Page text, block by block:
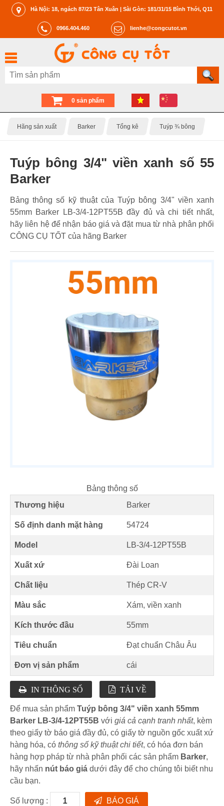
Hà Nội: 18, ngách 87/23 Tân Xuân | Sài Gòn: 181/31/15 Bình Thới, Q11
0966.404.460 lienhe@congcutot.vn
0 sản phẩm
Hãng sản xuất Barker Tổng kê Tuýp ¾ bông
Tuýp bông 3/4" viền xanh số 55
Barker
Bảng thông số kỹ thuật của Tuýp bông 3/4" viền xanh
55mm Barker LB-3/4-12PT55B đầy đủ và chi tiết nhất,
hãy liên hệ để nhận báo giá và đặt mua từ nhà phân phối
CÔNG CỤ TỐT của hãng Barker
Bảng thông số
Thương hiệu
Barker
Số định danh mặt hàng 54724
Model LB-3/4-12PT55B
Xuất xứ Đài Loan
Chất liệu Thép CR-V
Màu sắc Xám, viền xanh
Kích thước đầu 55mm
Tiêu chuẩn Đạt chuẩn Châu Âu
Đơn vị sản phẩm cái
IN THÔNG SỐ TẢI VỀ
Để mua sản phẩm Tuýp bông 3/4" viền xanh 55mm
Barker LB-3/4-12PT55B với giá cả cạnh tranh nhất, kèm
theo giấy tờ báo giá đầy đủ, có giấy tờ nguồn gốc xuất xứ
hàng hóa, có thông số kỹ thuật chi tiết, có hóa đơn bán
hàng hợp pháp từ nhà phân phối các sản phẩm Barker,
hãy nhấn nút báo giá dưới đây để cho chúng tôi biết nhu
cầu bạn.
Số lượng : BÁO GIÁ